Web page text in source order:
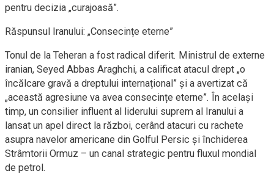
pentru decizia „curajoasă”.
Răspunsul Iranului: „Consecințe eterne”
Tonul de la Teheran a fost radical diferit. Ministrul de externe
iranian, Seyed Abbas Araghchi, a calificat atacul drept „o
încălcare gravă a dreptului internațional” și a avertizat că
„această agresiune va avea consecințe eterne”. În același
timp, un consilier influent al liderului suprem al Iranului a
lansat un apel direct la război, cerând atacuri cu rachete
asupra navelor americane din Golful Persic și închiderea
Strâmtorii Ormuz – un canal strategic pentru fluxul mondial
de petrol.